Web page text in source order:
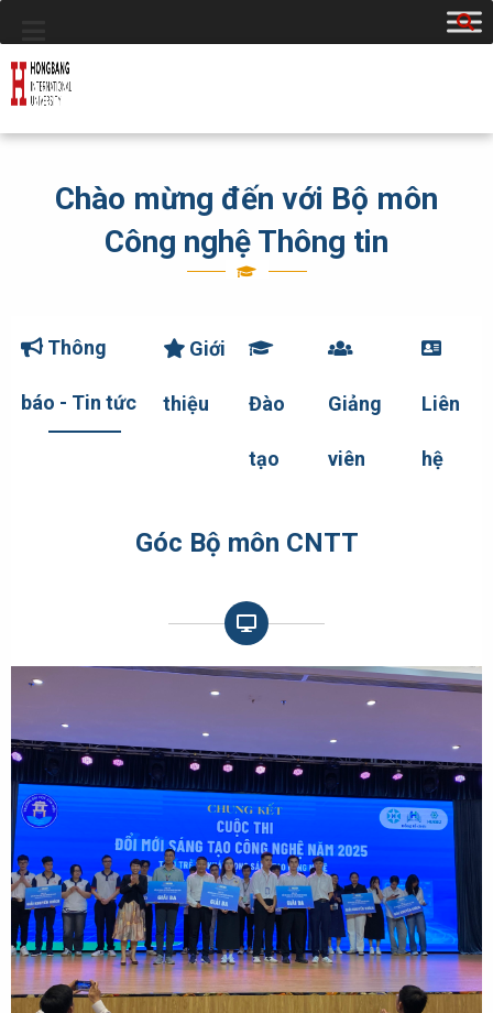
Chào mừng đến với Bộ môn
Công nghệ Thông tin
Thông
báo - Tin tức
Giới
thiệu Đào
tạo
Giảng
viên
Liên
hệ
Góc Bộ môn CNTT